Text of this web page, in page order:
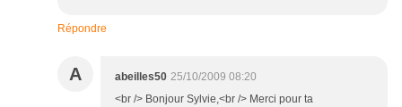
Répondre
A abeilles50 25/10/2009 08:20
<br /> Bonjour Sylvie,<br /> Merci pour ta